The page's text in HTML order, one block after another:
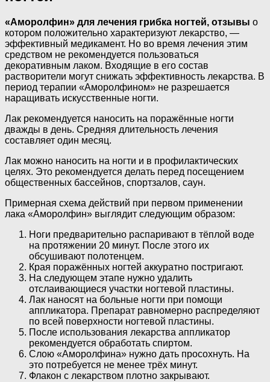
«Аморолфин» для лечения грибка ногтей, отзывы о
котором положительно характеризуют лекарство, —
эффективный медикамент. Но во время лечения этим
средством не рекомендуется пользоваться
декоративным лаком. Входящие в его состав
растворители могут снижать эффективность лекарства. В
период терапии «Аморолфином» не разрешается
наращивать искусственные ногти.
Лак рекомендуется наносить на поражённые ногти
дважды в день. Средняя длительность лечения
составляет один месяц.
Лак можно наносить на ногти и в профилактических
целях. Это рекомендуется делать перед посещением
общественных бассейнов, спортзалов, саун.
Примерная схема действий при первом применении
лака «Аморолфин» выглядит следующим образом:
Ноги предварительно распаривают в тёплой воде
на протяжении 20 минут. После этого их
обсушивают полотенцем.
Края поражённых ногтей аккуратно постригают.
На следующем этапе нужно удалить
отслаивающиеся участки ногтевой пластины.
Лак наносят на больные ногти при помощи
аппликатора. Препарат равномерно распределяют
по всей поверхности ногтевой пластины.
После использования лекарства аппликатор
рекомендуется обработать спиртом.
Слою «Аморолфина» нужно дать просохнуть. На
это потребуется не менее трёх минут.
Флакон с лекарством плотно закрывают.